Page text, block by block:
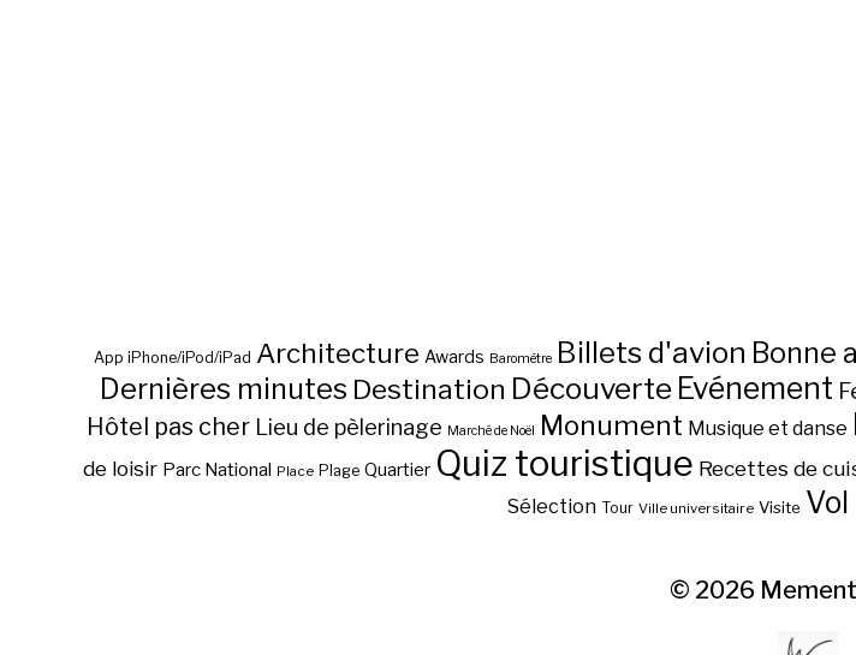
App iPhone/iPod/iPad Architecture Awards Baromètre Billets d'avion Bonne
Dernières minutes Destination Découverte Evénement
Hôtel pas cher Lieu de pèlerinage Marché de Noël Monument Musique et danse
de loisir Parc National Place Plage Quartier Quiz touristique Recettes de
Sélection Tour Ville universitaire Visite
© 2026